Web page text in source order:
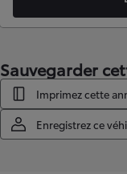
Sauvegarder
Imprimez cette
Enregistrez ce